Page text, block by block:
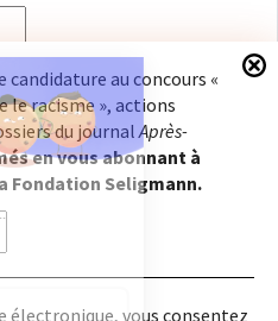
électronique, vous
de la Fondation
à notrepolitique de
possible de vous
au concours «
le racisme », actions
du journalAprès-
en vous abonnant à
Seligmann.
électronique, vous consentez